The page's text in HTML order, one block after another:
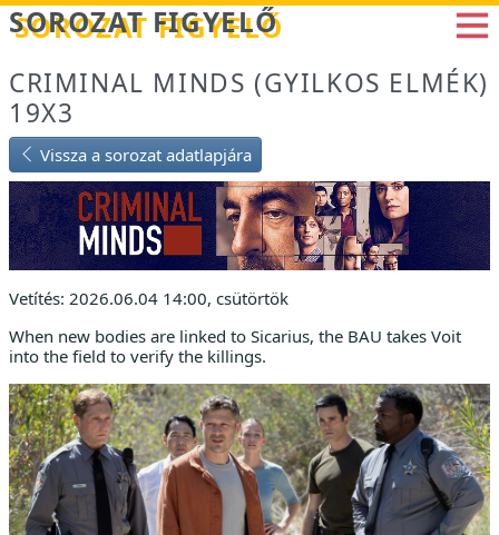
Betöltés...
SOROZAT FIGYELŐ
CRIMINAL MINDS (GYILKOS ELMÉK)
19X3
Vissza a sorozat adatlapjára
Vetítés: 2026.06.04 14:00, csütörtök
When new bodies are linked to Sicarius, the BAU takes Voit
into the field to verify the killings.